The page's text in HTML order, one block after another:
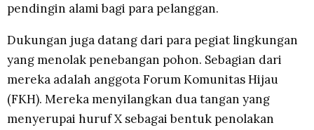
pendingin alami bagi para pelanggan.
Dukungan juga datang dari para pegiat lingkungan
yang menolak penebangan pohon. Sebagian dari
mereka adalah anggota Forum Komunitas Hijau
(FKH). Mereka menyilangkan dua tangan yang
menyerupai huruf X sebagai bentuk penolakan